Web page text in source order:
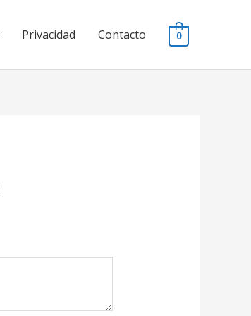
Privacidad Contacto 0